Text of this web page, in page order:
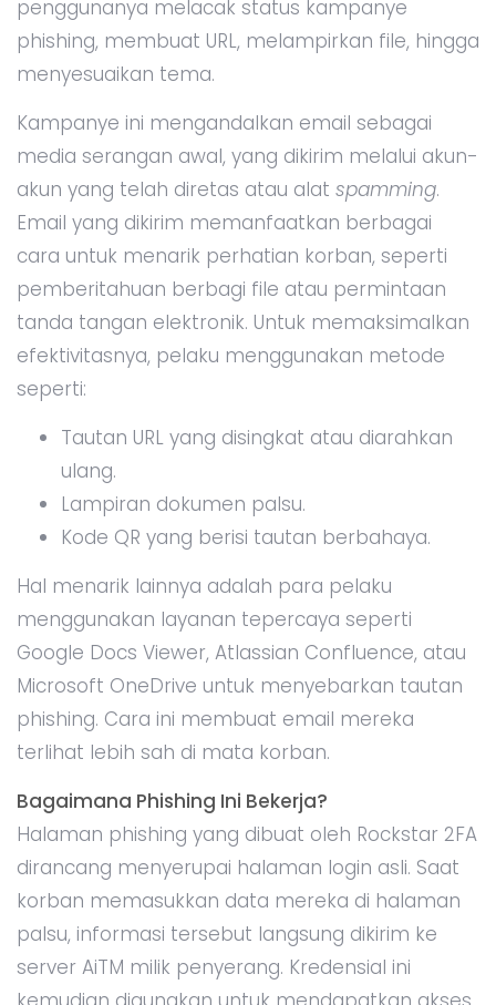
penggunanya melacak status kampanye
phishing, membuat URL, melampirkan file, hingga
menyesuaikan tema.
Kampanye ini mengandalkan email sebagai
media serangan awal, yang dikirim melalui akun-
akun yang telah diretas atau alat spamming.
Email yang dikirim memanfaatkan berbagai
cara untuk menarik perhatian korban, seperti
pemberitahuan berbagi file atau permintaan
tanda tangan elektronik. Untuk memaksimalkan
efektivitasnya, pelaku menggunakan metode
seperti:
Tautan URL yang disingkat atau diarahkan
ulang.
Lampiran dokumen palsu.
Kode QR yang berisi tautan berbahaya.
Hal menarik lainnya adalah para pelaku
menggunakan layanan tepercaya seperti
Google Docs Viewer, Atlassian Confluence, atau
Microsoft OneDrive untuk menyebarkan tautan
phishing. Cara ini membuat email mereka
terlihat lebih sah di mata korban.
Bagaimana Phishing Ini Bekerja?
Halaman phishing yang dibuat oleh Rockstar 2FA
dirancang menyerupai halaman login asli. Saat
korban memasukkan data mereka di halaman
palsu, informasi tersebut langsung dikirim ke
server AiTM milik penyerang. Kredensial ini